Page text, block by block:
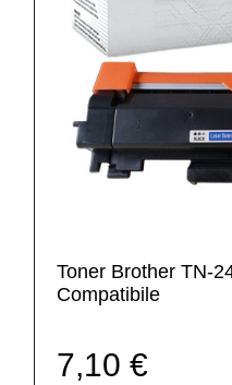
Toner Brother TN-
Compatibile
7,10 €